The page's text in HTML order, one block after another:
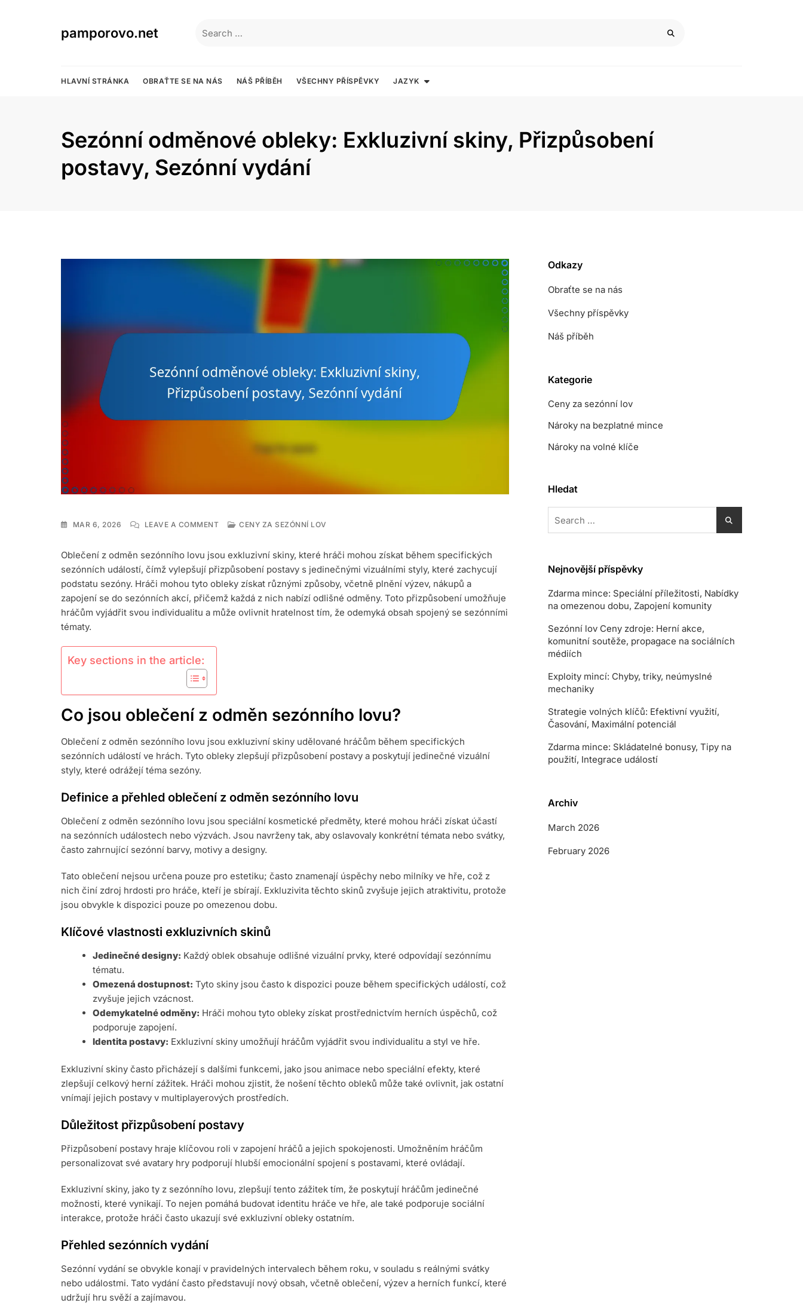
pamporovo.net
for:
HLAVNÍ STRÁNKA OBRAŤTE SE NA NÁS NÁŠ PŘÍBĚH VŠECHNY PŘÍSPĚVKY JAZYK
Sezónní odměnové obleky: Exkluzivní skiny, Přizpůsobení
postavy, Sezónní vydání
MAR 6, 2026 LEAVE A COMMENTON
OBLEKY:
EXKLUZIVNÍ
SKINY,
PŘIZPŮSOBENÍ
POSTAVY,
SEZÓNNÍ
CENY ZA SEZÓNNÍ LOV
Oblečení z odměn sezónního lovu jsou exkluzivní skiny, které hráči mohou získat během specifických
sezónních událostí, čímž vylepšují přizpůsobení postavy s jedinečnými vizuálními styly, které zachycují
podstatu sezóny. Hráči mohou tyto obleky získat různými způsoby, včetně plnění výzev, nákupů a
zapojení se do sezónních akcí, přičemž každá z nich nabízí odlišné odměny. Toto přizpůsobení umožňuje
hráčům vyjádřit svou individualitu a může ovlivnit hratelnost tím, že odemyká obsah spojený se sezónními
tématy.
Key sections in the article:
Co jsou oblečení z odměn sezónního lovu?
Oblečení z odměn sezónního lovu jsou exkluzivní skiny udělované hráčům během specifických
sezónních událostí ve hrách. Tyto obleky zlepšují přizpůsobení postavy a poskytují jedinečné vizuální
styly, které odrážejí téma sezóny.
Definice a přehled oblečení z odměn sezónního lovu
Oblečení z odměn sezónního lovu jsou speciální kosmetické předměty, které mohou hráči získat účastí
na sezónních událostech nebo výzvách. Jsou navrženy tak, aby oslavovaly konkrétní témata nebo svátky,
často zahrnující sezónní barvy, motivy a designy.
Tato oblečení nejsou určena pouze pro estetiku; často znamenají úspěchy nebo milníky ve hře, což z
nich činí zdroj hrdosti pro hráče, kteří je sbírají. Exkluzivita těchto skinů zvyšuje jejich atraktivitu, protože
jsou obvykle k dispozici pouze po omezenou dobu.
Klíčové vlastnosti exkluzivních skinů
Jedinečné designy: Každý oblek obsahuje odlišné vizuální prvky, které odpovídají sezónnímu
tématu.
Omezená dostupnost: Tyto skiny jsou často k dispozici pouze během specifických událostí, což
zvyšuje jejich vzácnost.
Odemykatelné odměny: Hráči mohou tyto obleky získat prostřednictvím herních úspěchů, což
podporuje zapojení.
Identita postavy: Exkluzivní skiny umožňují hráčům vyjádřit svou individualitu a styl ve hře.
Exkluzivní skiny často přicházejí s dalšími funkcemi, jako jsou animace nebo speciální efekty, které
zlepšují celkový herní zážitek. Hráči mohou zjistit, že nošení těchto obleků může také ovlivnit, jak ostatní
vnímají jejich postavy v multiplayerových prostředích.
Důležitost přizpůsobení postavy
Přizpůsobení postavy hraje klíčovou roli v zapojení hráčů a jejich spokojenosti. Umožněním hráčům
personalizovat své avatary hry podporují hlubší emocionální spojení s postavami, které ovládají.
Exkluzivní skiny, jako ty z sezónního lovu, zlepšují tento zážitek tím, že poskytují hráčům jedinečné
možnosti, které vynikají. To nejen pomáhá budovat identitu hráče ve hře, ale také podporuje sociální
interakce, protože hráči často ukazují své exkluzivní obleky ostatním.
Přehled sezónních vydání
Sezónní vydání se obvykle konají v pravidelných intervalech během roku, v souladu s reálnými svátky
nebo událostmi. Tato vydání často představují nový obsah, včetně oblečení, výzev a herních funkcí, které
udržují hru svěží a zajímavou.
Odkazy
Obraťte se na nás
Všechny příspěvky
Náš příběh
Kategorie
Ceny za sezónní lov
Nároky na bezplatné mince
Nároky na volné klíče
Hledat
for:
Nejnovější příspěvky
Zdarma mince: Speciální příležitosti, Nabídky
na omezenou dobu, Zapojení komunity
Sezónní lov Ceny zdroje: Herní akce,
komunitní soutěže, propagace na sociálních
médiích
Exploity mincí: Chyby, triky, neúmyslné
mechaniky
Strategie volných klíčů: Efektivní využití,
Časování, Maximální potenciál
Zdarma mince: Skládatelné bonusy, Tipy na
použití, Integrace událostí
Archiv
March 2026
February 2026